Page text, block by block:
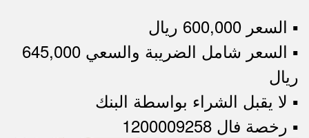
▪︎ السعر 600,000 ريال
▪︎ السعر شامل الضريبة والسعي 645,000
ريال
▪︎ لا يقبل الشراء بواسطة البنك
▪︎ رخصة فال 1200009258